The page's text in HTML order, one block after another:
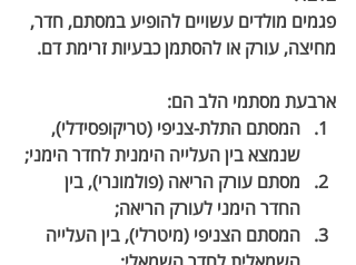
פגמים מולדים עשויים להופיע במסתם, חדר,
מחיצה, עורק או להסתמן כבעיות זרימת דם.
ארבעת מסתמי הלב הם:
המסתם התלת-צניפי (טריקופסידלי),
שנמצא בין העלייה הימנית לחדר הימני;
מסתם עורק הריאה (פולמונרי), בין
החדר הימני לעורק הריאה;
המסתם הצניפי (מיטרלי), בין העלייה